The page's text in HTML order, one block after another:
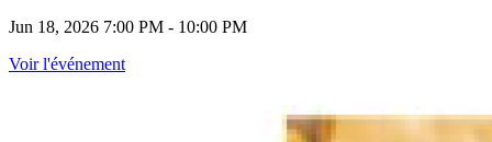
Jun 18, 2026 7:00 PM - 10:00 PM
Voir l'événement